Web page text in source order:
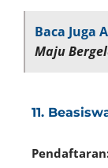
Baca Juga
Maju
11.